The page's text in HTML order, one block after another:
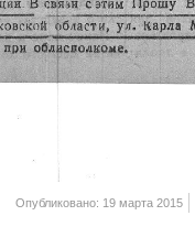
Опубликовано: 19 марта 2015